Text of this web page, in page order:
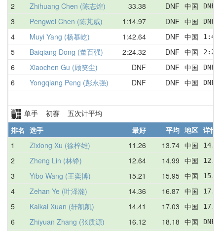
2 Zhihuang Chen (陈志煌) 33.38 DNF 中国
3 Pengwei Chen (陈芃威) 1:14.97 DNF 中国
4 Muyi Yang (杨慕屹) 1:42.64 DNF 中国
5 Baiqiang Dong (董百强) 2:24.32 DNF 中国
6 Xiaochen Gu (顾笑尘) DNF DNF 中国
6 Yongqiang Peng (彭永强) DNF DNF 中国
单手 初赛 五次计平均
排名 选手 最好 平均 地区 详情
1
Zixiong Xu (徐梓雄) 11.26 13.74 中国
2 Zheng Lin (林铮) 12.64 14.99 中国
3 Yibo Wang (王奕博) 15.21 15.95 中国
4 Zehan Ye (叶泽瀚) 14.36 16.87 中国
5 Kaikai Xuan (轩凯凯) 14.41 17.03 中国
6 Zhiyuan Zhang (张质源) 16.12 18.18 中国